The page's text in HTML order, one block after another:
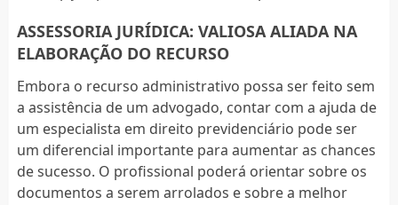
ASSESSORIA JURÍDICA: VALIOSA ALIADA NA
ELABORAÇÃO DO RECURSO
Embora o recurso administrativo possa ser feito sem
a assistência de um advogado, contar com a ajuda de
um especialista em direito previdenciário pode ser
um diferencial importante para aumentar as chances
de sucesso. O profissional poderá orientar sobre os
documentos a serem arrolados e sobre a melhor